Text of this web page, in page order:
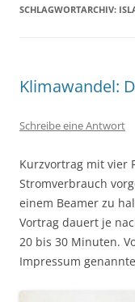
SCHLAGWORTARCHIV:
Klimawandel:
Schreibe eine Antwort
Kurzvortrag mit vier
Stromverbrauch
einem Beamer zu
Vortrag dauert je
20 bis 30 Minuten.
Impressum